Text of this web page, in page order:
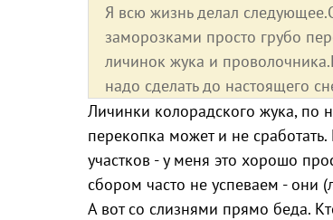
Я всю жизнь делал
заморозками просто грубо
личинок жука и
надо сделать до настоящего
Личинки колорадского жука, по
перекопка может и не
участков - у меня это хорошо
сбором часто не успеваем - они
А вот со слизнями прямо беда.